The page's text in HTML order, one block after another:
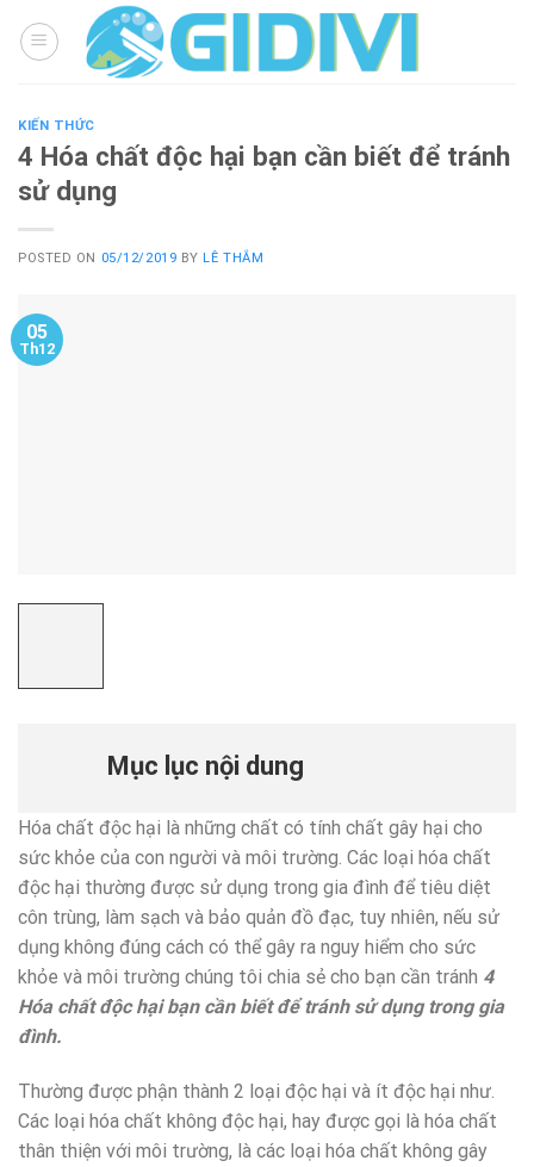
KIẾN THỨC
4 Hóa chất độc hại bạn cần biết để tránh
sử dụng
POSTED ON 05/12/2019 BY LÊ THẮM
05
Th12
Mục lục nội dung
Hóa chất độc hại là những chất có tính chất gây hại cho
sức khỏe của con người và môi trường. Các loại hóa chất
độc hại thường được sử dụng trong gia đình để tiêu diệt
côn trùng, làm sạch và bảo quản đồ đạc, tuy nhiên, nếu sử
dụng không đúng cách có thể gây ra nguy hiểm cho sức
khỏe và môi trường chúng tôi chia sẻ cho bạn cần tránh 4
Hóa chất độc hại bạn cần biết để tránh sử dụng trong gia
đình.
Thường được phận thành 2 loại độc hại và ít độc hại như.
Các loại hóa chất không độc hại, hay được gọi là hóa chất
thân thiện với môi trường, là các loại hóa chất không gây